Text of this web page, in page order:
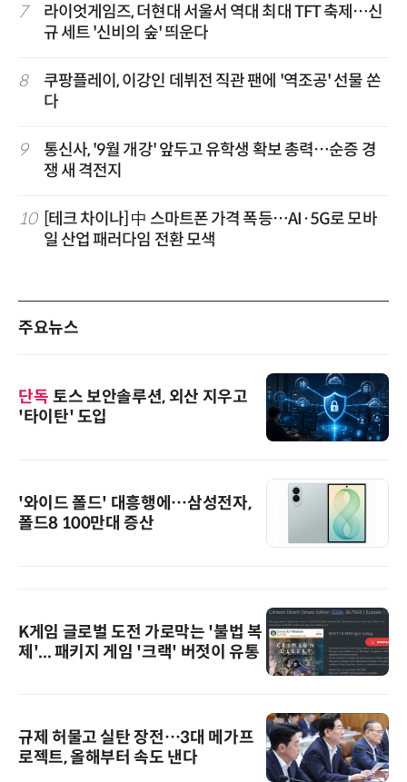
7
라이엇게임즈, 더현대 서울서 역대 최대 TFT 축제…신
규 세트 '신비의 숲' 띄운다
8
쿠팡플레이, 이강인 데뷔전 직관 팬에 '역조공' 선물 쏜
다
9
통신사, '9월 개강' 앞두고 유학생 확보 총력…순증 경
쟁 새 격전지
10 [테크 차이나] 中 스마트폰 가격 폭등…AI·5G로 모바
일 산업 패러다임 전환 모색
주요뉴스
단독 토스 보안솔루션, 외산 지우고
'타이탄' 도입
'와이드 폴드' 대흥행에…삼성전자,
폴드8 100만대 증산
K게임 글로벌 도전 가로막는 '불법 복
제'... 패키지 게임 '크랙' 버젓이 유통
규제 허물고 실탄 장전…3대 메가프
로젝트, 올해부터 속도 낸다